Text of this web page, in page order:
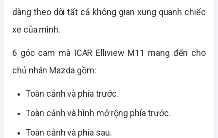
dàng theo dõi tất cả không gian xung quanh chiếc
xe của mình.
6 góc cam mà ICAR Elliview M11 mang đến cho
chủ nhân Mazda gồm:
Toàn cảnh và phía trước.
Toàn cảnh và hình mở rộng phía trước.
Toàn cảnh và phía sau.